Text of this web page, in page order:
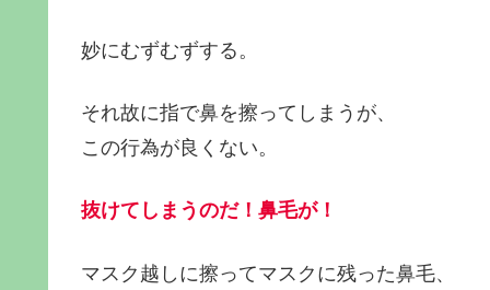
妙にむずむずする。
それ故に指で鼻を擦ってしまうが、
この行為が良くない。
抜けてしまうのだ！鼻毛が！
マスク越しに擦ってマスクに残った鼻毛、